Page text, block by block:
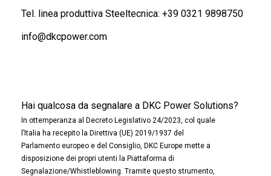
Tel. linea produttiva Steeltecnica: +39 0321 9898750
info@dkcpower.com
Hai qualcosa da segnalare a DKC Power Solutions?
In ottemperanza al Decreto Legislativo 24/2023, col quale
l’Italia ha recepito la Direttiva (UE) 2019/1937 del
Parlamento europeo e del Consiglio, DKC Europe mette a
disposizione dei propri utenti la Piattaforma di
Segnalazione/Whistleblowing. Tramite questo strumento,